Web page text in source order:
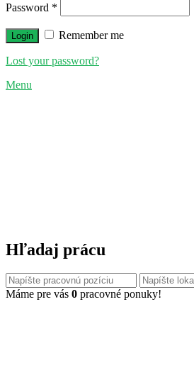
Password *
Remember me
Lost your password?
Menu
Hľadaj prácu
Máme pre vás 0 pracovné ponuky!